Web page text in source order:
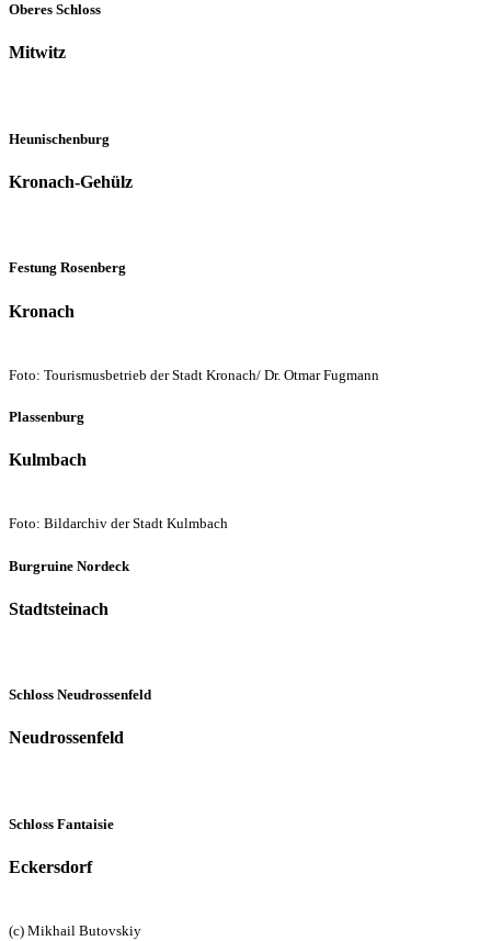
Oberes Schloss
Mitwitz
Heunischenburg
Kronach-Gehülz
Festung Rosenberg
Kronach
Foto: Tourismusbetrieb der Stadt Kronach/ Dr. Otmar Fugmann
Plassenburg
Kulmbach
Foto: Bildarchiv der Stadt Kulmbach
Burgruine Nordeck
Stadtsteinach
Schloss Neudrossenfeld
Neudrossenfeld
Schloss Fantaisie
Eckersdorf
(c) Mikhail Butovskiy